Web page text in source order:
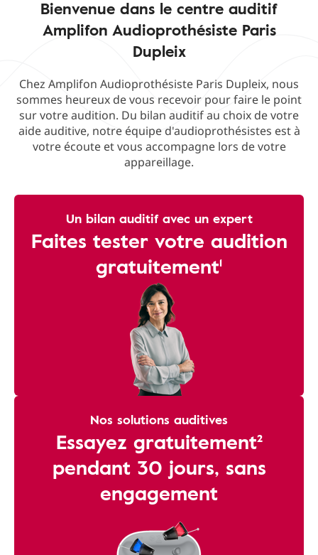
Bienvenue dans le centre auditif
Amplifon Audioprothésiste Paris
Dupleix
Chez Amplifon Audioprothésiste Paris Dupleix, nous
sommes heureux de vous recevoir pour faire le point
sur votre audition. Du bilan auditif au choix de votre
aide auditive, notre équipe d'audioprothésistes est à
votre écoute et vous accompagne lors de votre
appareillage.
Un bilan auditif avec un expert
Faites tester votre audition
gratuitement¹
Nos solutions auditives
Essayez gratuitement²
pendant 30 jours, sans
engagement